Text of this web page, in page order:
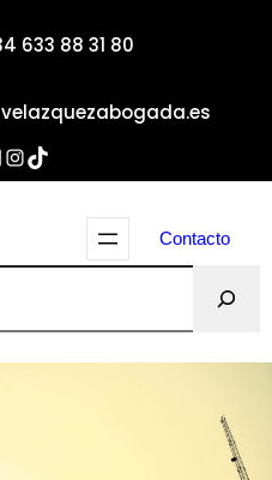
633 88 31 80
Instagram
TikTok
Contacto